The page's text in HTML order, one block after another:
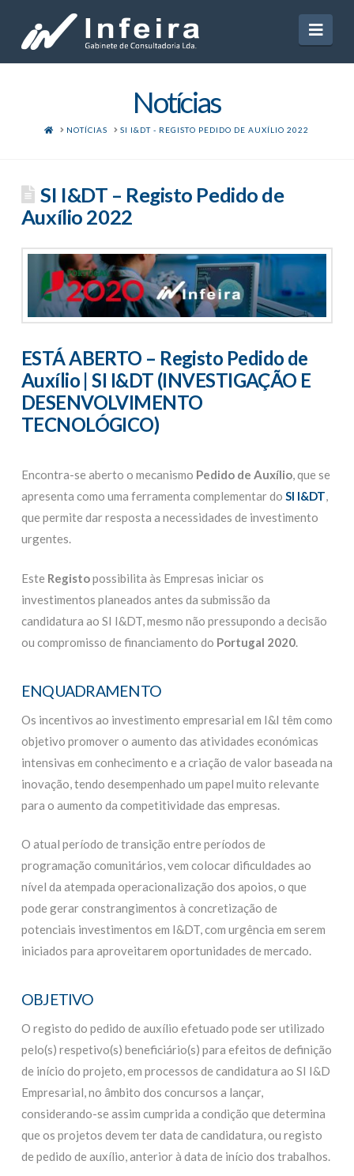
Notícias
HOMENOTÍCIAS SI I&DT - REGISTO PEDIDO DE AUXÍLIO 2022
SI I&DT – Registo Pedido de
Auxílio 2022
ESTÁ ABERTO – Registo Pedido de
Auxílio | SI I&DT (INVESTIGAÇÃO E
DESENVOLVIMENTO
TECNOLÓGICO)
Encontra-se aberto o mecanismo Pedido de Auxílio, que se
apresenta como uma ferramenta complementar do SI I&DT,
que permite dar resposta a necessidades de investimento
urgentes.
Este Registopossibilita às Empresas iniciar os
investimentos planeados antes da submissão da
candidatura ao SI I&DT, mesmo não pressupondo a decisão
ou compromisso de financiamento do Portugal 2020.
ENQUADRAMENTO
Os incentivos ao investimento empresarial em I&I têm como
objetivo promover o aumento das atividades económicas
intensivas em conhecimento e a criação de valor baseada na
inovação, tendo desempenhado um papel muito relevante
para o aumento da competitividade das empresas.
O atual período de transição entre períodos de
programação comunitários, vem colocar dificuldades ao
nível da atempada operacionalização dos apoios, o que
pode gerar constrangimentos à concretização de
potenciais investimentos em I&DT, com urgência em serem
iniciados para aproveitarem oportunidades de mercado.
OBJETIVO
O registo do pedido de auxílio efetuado pode ser utilizado
pelo(s) respetivo(s) beneficiário(s) para efeitos de definição
de início do projeto, em processos de candidatura ao SI I&D
Empresarial, no âmbito dos concursos a lançar,
considerando-se assim cumprida a condição que determina
que os projetos devem ter data de candidatura, ou registo
de pedido de auxílio, anterior à data de início dos trabalhos.